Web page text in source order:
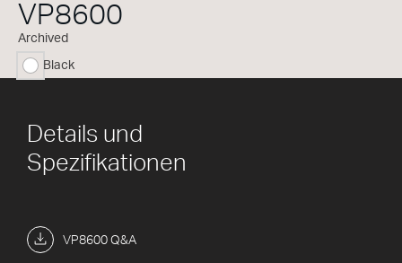
VP8600
Archived
ausgewählt
Black
Details und
Spezifikationen
VP8600 Q&A